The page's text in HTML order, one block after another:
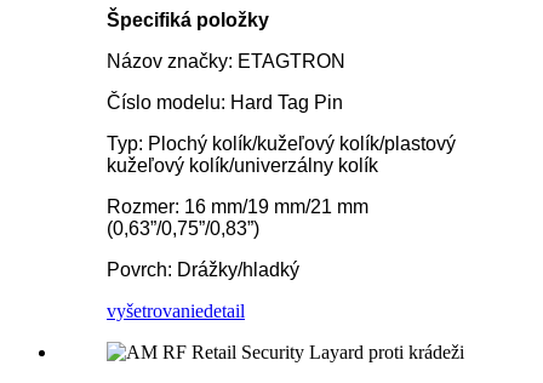
Špecifiká položky
Názov značky: ETAGTRON
Číslo modelu: Hard Tag Pin
Typ: Plochý kolík/kužeľový kolík/plastový
kužeľový kolík/univerzálny kolík
Rozmer: 16 mm/19 mm/21 mm
(0,63”/0,75”/0,83”)
Povrch: Drážky/hladký
vyšetrovaniedetail